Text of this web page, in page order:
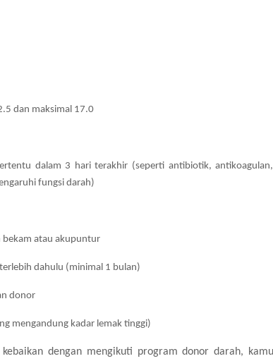
dan maksimal 17.0
dalam 3 hari terakhir (seperti antibiotik,
fungsi darah)
bekam atau akupuntur
dahulu (minimal 1 bulan)
donor
mengandung kadar lemak tinggi)
dengan mengikuti program donor darah,